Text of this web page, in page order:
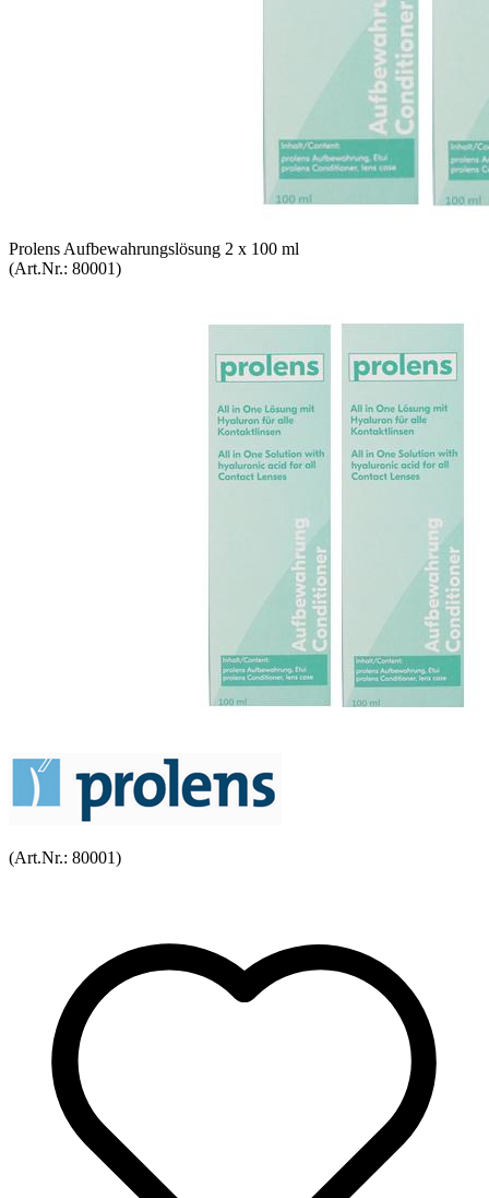
Pro­lens Auf­be­wah­rungs­lö­sung 2 x 100 ml
(Art.Nr.: 80001)
(Art.Nr.: 80001)